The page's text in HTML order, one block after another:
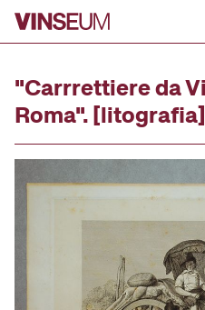
Anar al contingut
"Carrrettiere da
Roma".